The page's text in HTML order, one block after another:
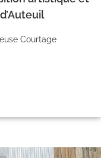
Courtage